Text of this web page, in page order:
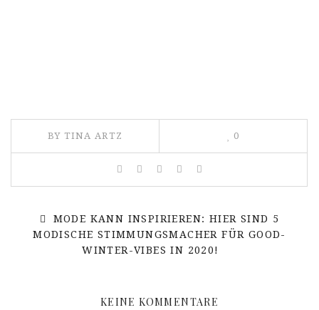
BY TINA ARTZ 0
MODE KANN INSPIRIEREN: HIER SIND 5
MODISCHE STIMMUNGSMACHER FÜR GOOD-
WINTER-VIBES IN 2020!
KEINE KOMMENTARE